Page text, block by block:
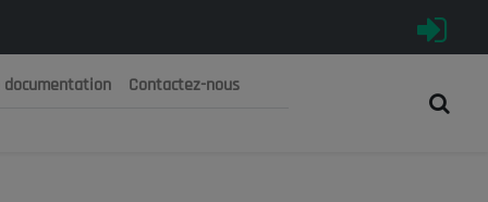
الجزائرية الديمقراطية الشعبية
documentation Contactez-nous